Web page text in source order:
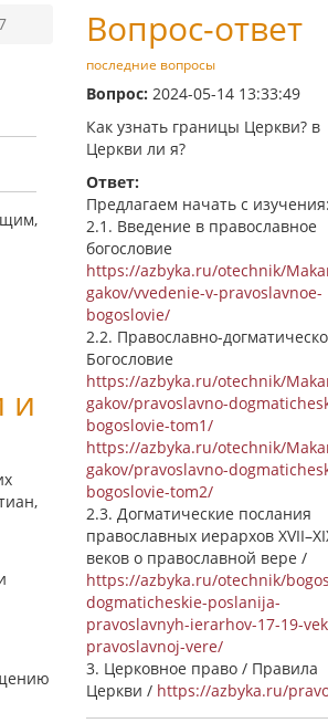
и
Вопрос-ответ
последние вопросы
Вопрос: 2024-05-14 13:33:49
Как узнать границы Церкви? в
Церкви ли я?
Ответ:
Предлагаем начать с изучения:
2.1. Введение в православное
богословие
https://azbyka.ru/otechnik/
gakov/vvedenie-v-pravoslavnoe-
bogoslovie/
2.2. Православно-
Богословие
https://azbyka.ru/otechnik/
gakov/pravoslavno-
bogoslovie-tom1/
https://azbyka.ru/otechnik/
gakov/pravoslavno-
bogoslovie-tom2/
2.3. Догматические послания
православных иерархов
веков о православной вере /
https://azbyka.ru/otechnik/
dogmaticheskie-poslanija-
pravoslavnyh-ierarhov-17-19-
pravoslavnoj-vere/
3. Церковное право / Правила
Церкви / https://azbyka.ru/